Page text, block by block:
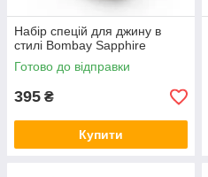
Набір спецій для джину в
стилі Bombay Sapphire
Готово до відправки
395 ₴
Купити